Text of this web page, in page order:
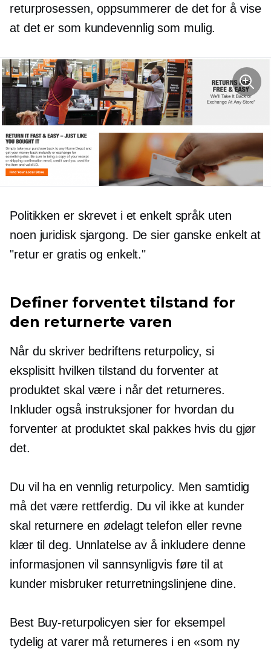
returprosessen, oppsummerer de det for å vise
at det er som kundevennlig som mulig.
Politikken er skrevet i et enkelt språk uten
noen juridisk sjargong. De sier ganske enkelt at
"retur er gratis og enkelt."
Definer forventet tilstand for
den returnerte varen
Når du skriver bedriftens returpolicy, si
eksplisitt hvilken tilstand du forventer at
produktet skal være i når det returneres.
Inkluder også instruksjoner for hvordan du
forventer at produktet skal pakkes hvis du gjør
det.
Du vil ha en vennlig returpolicy. Men samtidig
må det være rettferdig. Du vil ikke at kunder
skal returnere en ødelagt telefon eller revne
klær til deg. Unnlatelse av å inkludere denne
informasjonen vil sannsynligvis føre til at
kunder misbruker returretningslinjene dine.
Best Buy-returpolicyen sier for eksempel
tydelig at varer må returneres i en «som ny